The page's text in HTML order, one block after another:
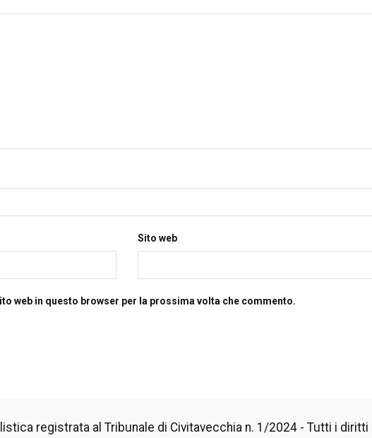
Sito web
web in questo browser per la prossima volta che commento.
registrata al Tribunale di Civitavecchia n. 1/2024 - Tutti i